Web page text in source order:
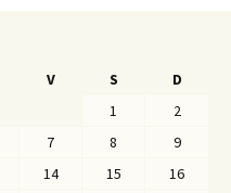
V S
D
1
2
7 8
9
14 15
16